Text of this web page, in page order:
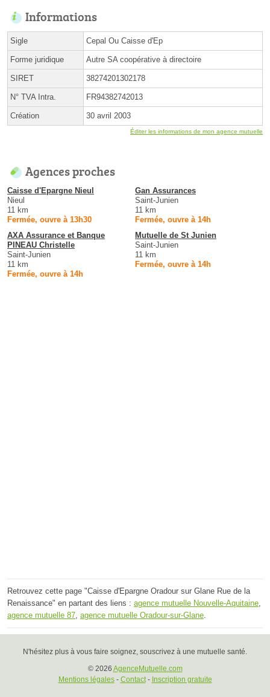
Informations
Sigle Cepal Ou Caisse d'Ep
Forme juridique Autre SA coopérative à directoire
SIRET 38274201302178
N° TVA Intra. FR94382742013
Création 30 avril 2003
Éditer les informations de mon agence mutuelle
Agences proches
Caisse d'Epargne Nieul
Nieul
11 km
Fermée, ouvre à 13h30
Gan Assurances
Saint-Junien
11 km
Fermée, ouvre à 14h
AXA Assurance et Banque
PINEAU Christelle
Saint-Junien
11 km
Fermée, ouvre à 14h
Mutuelle de St Junien
Saint-Junien
11 km
Fermée, ouvre à 14h
Retrouvez cette page "Caisse d'Epargne Oradour sur Glane Rue de la
Renaissance" en partant des liens : agence mutuelle Nouvelle-Aquitaine
agence mutuelle 87 agence mutuelle Oradour-sur-Glane
N'hésitez plus à vous faire soignez, souscrivez à une mutuelle santé.
© 2026 AgenceMutuelle.com
Mentions légales- Contact- Inscription gratuite